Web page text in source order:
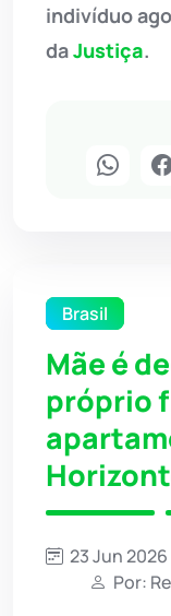
indivíduo
daJustiça.
Brasil
Mãe é
próprio
23 Jun
Por: